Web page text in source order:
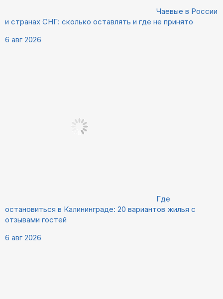
Чаевые в России
и странах СНГ: сколько оставлять и где не принято
6 авг 2026
Где
остановиться в Калининграде: 20 вариантов жилья с
отзывами гостей
6 авг 2026